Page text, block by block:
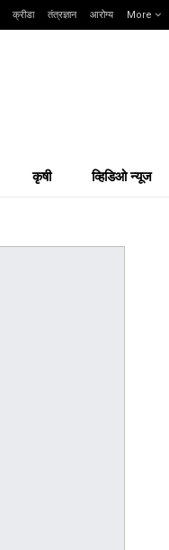
क्रीडा तंत्रज्ञान आरोग्य More
कृषी व्हिडिओ न्यूज